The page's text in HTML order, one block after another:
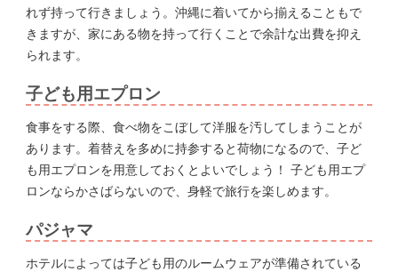
れず持って行きましょう。沖縄に着いてから揃えることもで
きますが、家にある物を持って行くことで余計な出費を抑え
られます。
子ども用エプロン
食事をする際、食べ物をこぼして洋服を汚してしまうことが
あります。着替えを多めに持参すると荷物になるので、子ど
も用エプロンを用意しておくとよいでしょう！ 子ども用エプ
ロンならかさばらないので、身軽で旅行を楽しめます。
パジャマ
ホテルによっては子ども用のルームウェアが準備されている